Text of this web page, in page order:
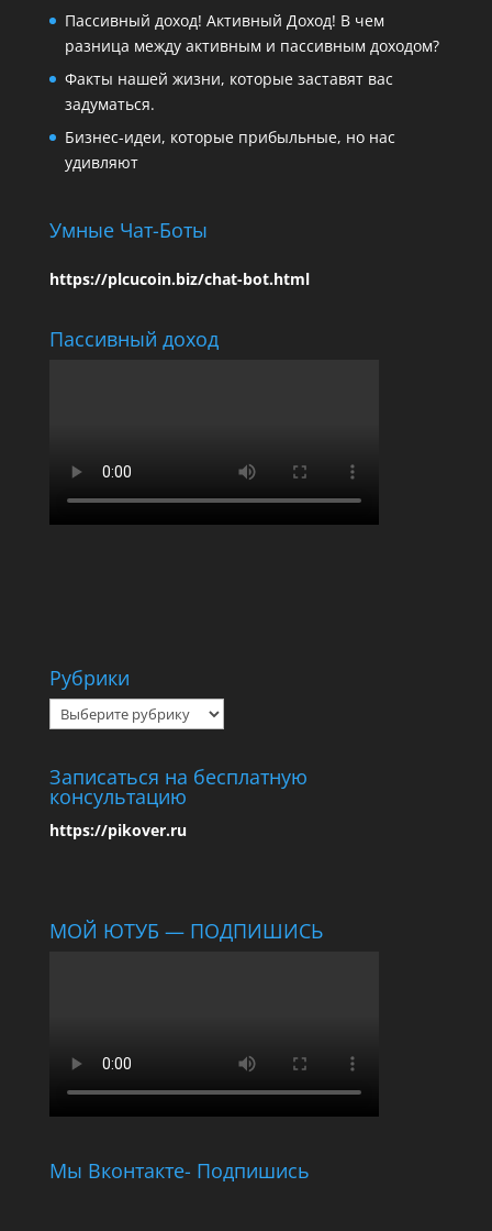
Пассивный доход! Активный Доход! В чем
разница между активным и пассивным доходом?
Факты нашей жизни, которые заставят вас
задуматься.
Бизнес-идеи, которые прибыльные, но нас
удивляют
Умные Чат-Боты
https://plcucoin.biz/chat-bot.html
Пассивный доход
Рубрики
Рубрики
Записаться на бесплатную
консультацию
https://pikover.ru
МОЙ ЮТУБ — ПОДПИШИСЬ
Мы Вконтакте- Подпишись